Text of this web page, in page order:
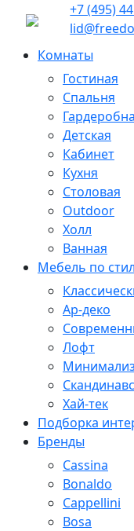
+7 (495)
Комнаты
Гостиная
Спальня
Детская
Кабинет
Кухня
Столовая
Outdoor
Холл
Ванная
Мебель по
Ар-деко
Лофт
Хай-тек
Подборка
Бренды
Cassina
Bonaldo
Cappellini
Bosa